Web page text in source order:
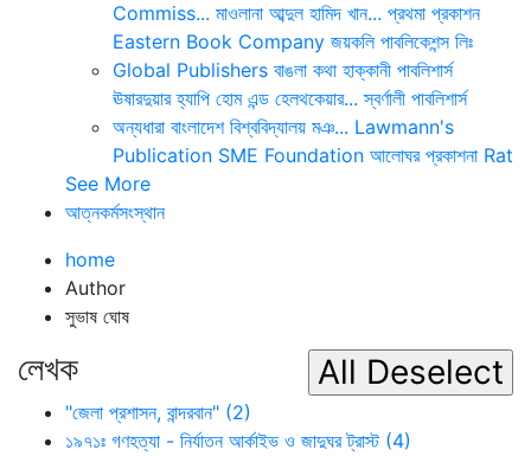
Commiss... মাওলানা আব্দুল হামিদ খান... প্রথমা প্রকাশন
Eastern Book Company জয়কলি পাবলিকেশন্স লিঃ
Global Publishers বাঙলা কথা হাক্কানী পাবলিশার্স
ঊষারদুয়ার হ্যাপি হোম এন্ড হেলথকেয়ার... স্বর্ণালী পাবলিশার্স
অন্যধারা বাংলাদেশ বিশ্ববিদ্যালয় মঞ... Lawmann's
Publication SME Foundation আলোঘর প্রকাশনা Rat
See More
আত্নকর্মসংস্থান
home
Author
সুভাষ ঘোষ
লেখক
"জেলা প্রশাসন, বান্দরবান" (2)
১৯৭১ঃ গণহত্যা - নির্যাতন আর্কাইভ ও জাদুঘর ট্রাস্ট (4)